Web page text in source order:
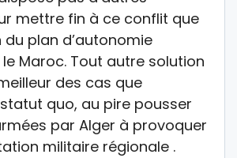
mettre fin à ce conflit que
plan d’autonomie
Maroc. Tout autre solution
des cas que
quo, au pire pousser
par Alger à provoquer
militaire régionale .